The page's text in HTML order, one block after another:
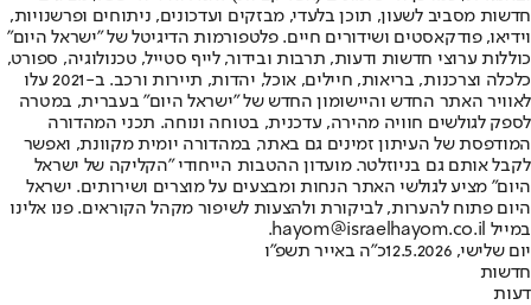
חדשות מסביב לשעון, תוכן בלעדי, מבזקים ועדכונים, ניתוחים ופרשנויות,
וידיאו, פודקאסטים ושידורים חיים. פלטפורמות הדיגיטל של "ישראל היום"
כוללות ערוצי חדשות ודעות, תרבות ובידור, לייף סטייל, טכנולוגיה, ספורט,
כלכלה וצרכנות, בריאות, חיילים, אוכל, יהדות, תיירות ורכב. ב-2021 עלו
לאוויר האתר החדש והיישומון החדש של "ישראל היום" בעברית, במטרה
לספק לגולשים חוויה מהירה, עדכנית, בטוחה ונוחה. תכני המהדורה
המודפסת של העיתון זמינים גם באתר, במהדורה יומית מקוונת, ואפשר
לקבל אותם גם בניוזלטר. מועדון ההטבות הייחודי "הקליקה של ישראל
היום" מציע לגולשי האתר הנחות ומבצעים על מוצרים ושירותים. ישראל
היום פתוח להערות, לביקורת ולהצעות לשיפור מקהל הקוראים. פנו אלינו
במייל hayom@israelhayom.co.il.
יום שלישי, 12.5.2026
כ"ה באייר תשפ"ו
חדשות
דעות